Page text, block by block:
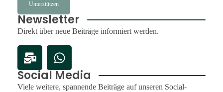
Unterstützen
Newsletter
Direkt über neue Beiträge informiert werden.
Social Media
Viele weitere, spannende Beiträge auf unseren Social-